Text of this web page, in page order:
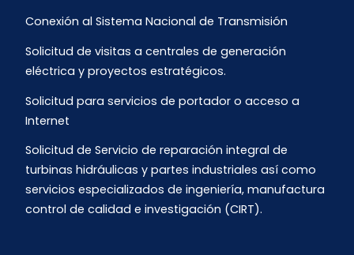
Conexión al Sistema Nacional de Transmisión
Solicitud de visitas a centrales de generación
eléctrica y proyectos estratégicos.
Solicitud para servicios de portador o acceso a
Internet
Solicitud de Servicio de reparación integral de
turbinas hidráulicas y partes industriales así como
servicios especializados de ingeniería, manufactura
control de calidad e investigación (CIRT).